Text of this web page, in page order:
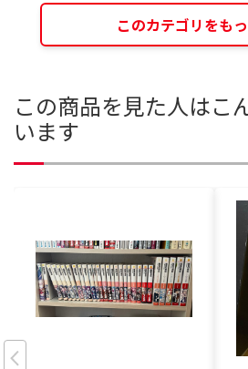
このカテゴリをも
この商品を見た人はこ
います